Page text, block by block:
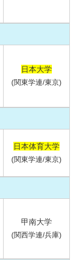
日本大学
(関東学連/東京)
日本体育大学
(関東学連/東京)
甲南大学
(関西学連/兵庫)